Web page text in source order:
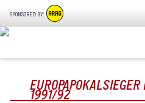
SPONSORED BY:
1991/92